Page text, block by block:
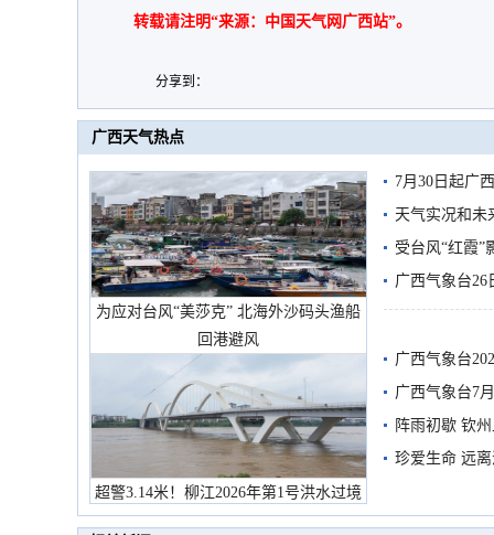
转载请注明“来源：中国天气网广西站”。
分享到：
广西天气热点
为应对台风“美莎克” 北海外沙码头渔船
回港避风
超警3.14米！柳江2026年第1号洪水过境
市民在堤岸见证汛况
7月30日起广
天气实况和未
受台风“红霞”
有较强降雨
广西气象台26
广西气象台
预警
广西气象台7
阵雨初歇 钦
珍爱生命 远